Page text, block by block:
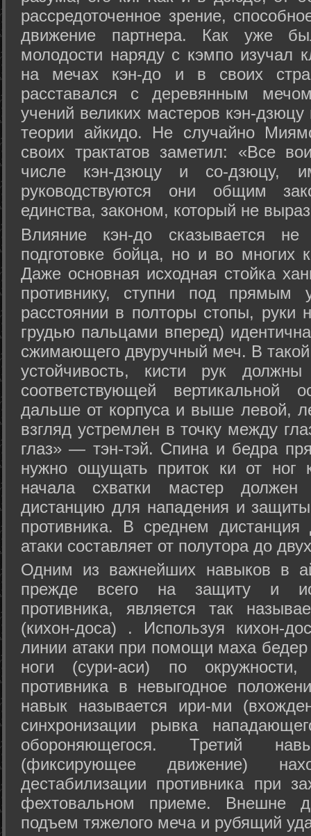
рассредоточенное зрение,
движение партнера. Как уже
молодости наряду с кэмпо изучал
на мечах кэн-до и в своих
расставался с деревянным
учений великих мастеров кэн-
теории айкидо. Не случайно
своих трактатов заметил: «Все
числе кэн-дзюцу и со-дзюцу,
руководствуются они общим
единства, законом, который не
Влияние кэн-до сказывается не
подготовке бойца, но и во многих
Даже основная исходная стойка
противнику, ступни под прямым
расстоянии в полторы стопы, руки
грудью пальцами вперед)
сжимающего двуручный меч. В
устойчивость, кисти рук
соответствующей
дальше от корпуса и выше левой,
взгляд устремлен в точку между
глаз» — тэн-тэй. Спина и бедра
нужно ощущать приток ки от
начала схватки мастер должен
дистанцию для нападения и
противника. В среднем
атаки составляет от полутора до
Одним из важнейших навыков в
прежде всего на защиту и
противника, является так
(кихон-доса) . Используя кихон-
линии атаки при помощи маха
ноги (сури-аси) по
противника в невыгодное
навык называется ири-ми
синхронизации рывка
обороняющегося. Третий
(фиксирующее движение)
дестабилизации противника при
фехтовальном приеме. Внешне
подъем тяжелого меча и рубящий